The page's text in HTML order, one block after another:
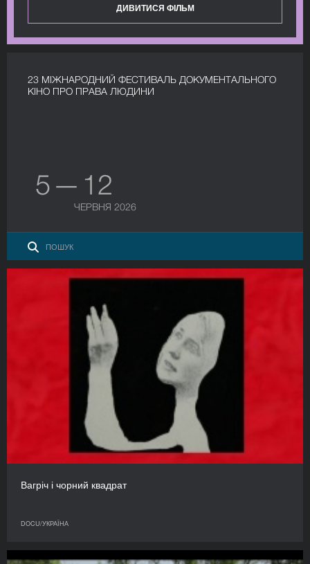
ДИВИТИСЯ ФІЛЬМ
23 МІЖНАРОДНИЙ ФЕСТИВАЛЬ ДОКУМЕНТАЛЬНОГО
КІНО ПРО ПРАВА ЛЮДИНИ
5 — 12
ЧЕРВНЯ 2026
Вагріч і чорний квадрат
DOCU/УКРАЇНА